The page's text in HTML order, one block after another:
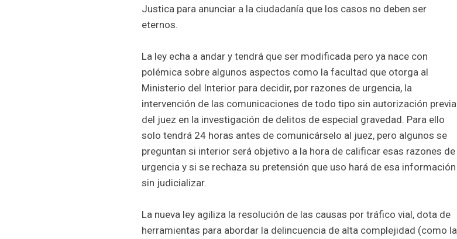
Justica para anunciar a la ciudadanía que los casos no deben ser
eternos.
La ley echa a andar y tendrá que ser modificada pero ya nace con
polémica sobre algunos aspectos como la facultad que otorga al
Ministerio del Interior para decidir, por razones de urgencia, la
intervención de las comunicaciones de todo tipo sin autorización previa
del juez en la investigación de delitos de especial gravedad. Para ello
solo tendrá 24 horas antes de comunicárselo al juez, pero algunos se
preguntan si interior será objetivo a la hora de calificar esas razones de
urgencia y si se rechaza su pretensión que uso hará de esa información
sin judicializar.
La nueva ley agiliza la resolución de las causas por tráfico vial, dota de
herramientas para abordar la delincuencia de alta complejidad (como la